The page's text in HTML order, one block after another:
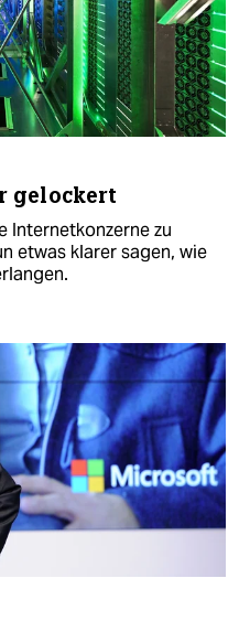
gelockert
Internetkonzerne zu
etwas klarer sagen, wie